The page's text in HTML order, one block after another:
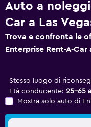
Auto a
Car a Las
Trova e confronta le
Enterprise Rent-A-Car
Stesso luogo di
Età conducente: 25-65
Mostra solo auto di